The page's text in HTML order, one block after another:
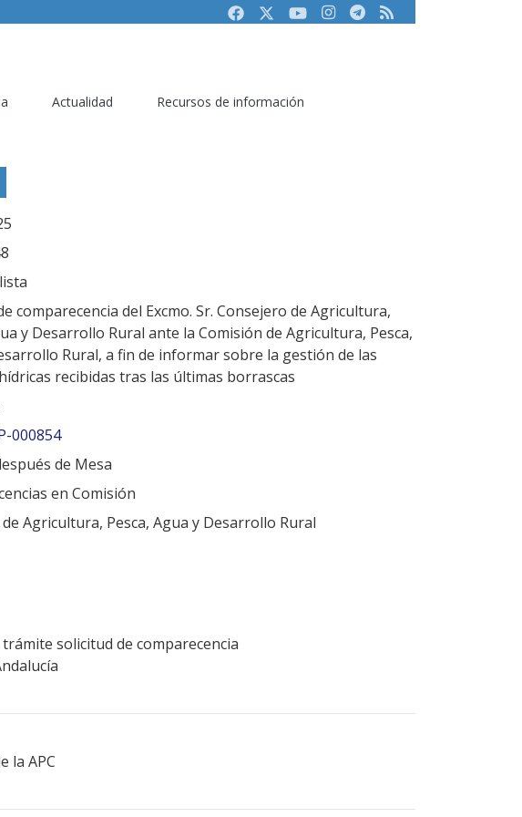
FacebookTwitterYoutubeInstagram
Telegram
RSS
Actualidad
Recursos de información
comparecencia del Excmo. Sr. Consejero de Agricultura,
y Desarrollo Rural ante la Comisión de Agricultura, Pesca,
Rural, a fin de informar sobre la gestión de las
recibidas tras las últimas borrascas
000854
de Mesa
en Comisión
Agricultura, Pesca, Agua y Desarrollo Rural
solicitud de comparecencia
la APC